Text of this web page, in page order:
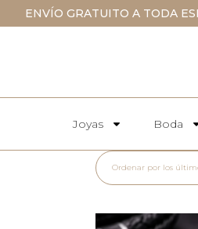
ENVÍO GRATUITO A TODA
Joyas Boda
Ordenar por los